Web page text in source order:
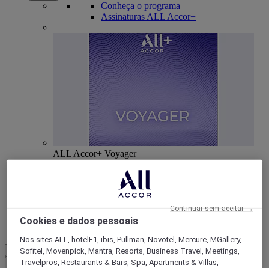
Conheça o programa
Assinaturas ALL Accor+
ALL Accor+ Voyager
15% de desconto durante todo o ano
estadias em +30 marcas
PT-BR
Voltar
Cookies e dados pessoais
Nos sites ALL, hotelF1, ibis, Pullman, Novotel, Mercure, MGallery,
Sofitel, Movenpick, Mantra, Resorts, Business Travel, Meetings,
Travelpros, Restaurants & Bars, Spa, Apartments & Villas,
Continuar sem aceitar →